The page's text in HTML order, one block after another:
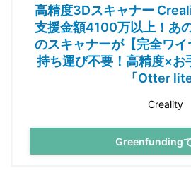
高精度3Dスキャナー
支援金額4100万以上！あ
のスキャナーが【完全ワ
持ち運び不要！高精度×お
「Otter lite
Creality
Greenfunding